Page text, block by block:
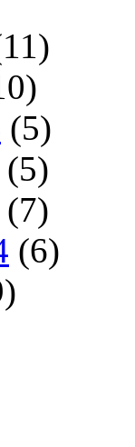
(5)
(5)
(7)
(6)